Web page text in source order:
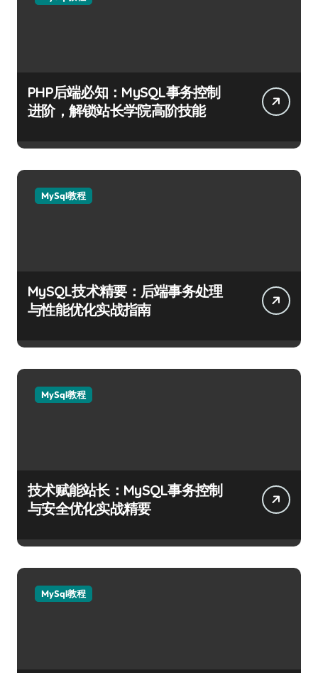
PHP后端必知：MySQL事务控制
进阶，解锁站长学院高阶技能
MySql教程
MySQL技术精要：后端事务处理
与性能优化实战指南
MySql教程
技术赋能站长：MySQL事务控制
与安全优化实战精要
MySql教程